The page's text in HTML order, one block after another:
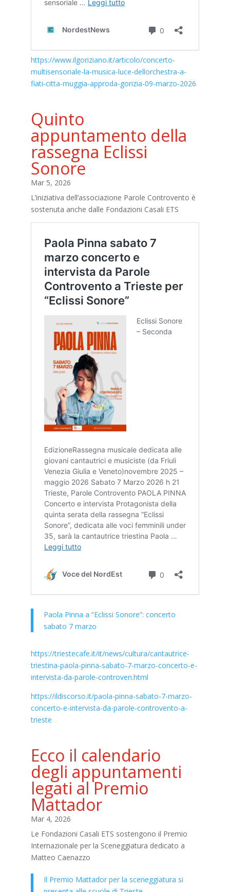
https://www.ilgoriziano.it/articolo/concerto-
multisensoriale-la-musica-luce-dellorchestra-a-
fiati-citta-muggia-approda-gorizia-09-marzo-2026
Quinto
appuntamento della
rassegna Eclissi
Sonore
Mar 5, 2026
L’iniziativa dell’associazione Parole Controvento è
sostenuta anche dalle Fondazioni Casali ETS
Paola Pinna a “Eclissi Sonore”: concerto
sabato 7 marzo
https://triestecafe.it/it/news/cultura/cantautrice-
triestina-paola-pinna-sabato-7-marzo-concerto-e-
intervista-da-parole-controven.html
https://ildiscorso.it/paola-pinna-sabato-7-marzo-
concerto-e-intervista-da-parole-controvento-a-
trieste
Ecco il calendario
degli appuntamenti
legati al Premio
Mattador
Mar 4, 2026
Le Fondazioni Casali ETS sostengono il Premio
Internazionale per la Sceneggiatura dedicato a
Matteo Caenazzo
Il Premio Mattador per la sceneggiatura si